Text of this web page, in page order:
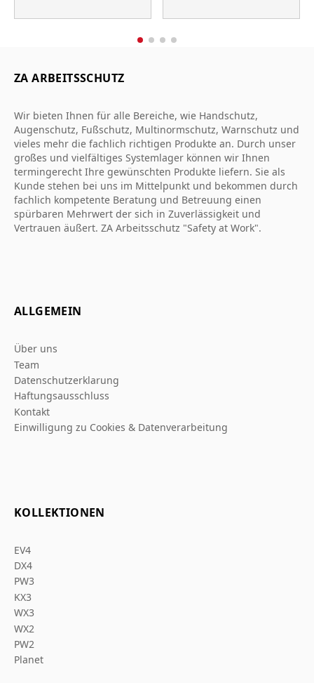
ZA ARBEITSSCHUTZ
Wir bieten Ihnen für alle Bereiche, wie Handschutz,
Augenschutz, Fußschutz, Multinormschutz, Warnschutz und
vieles mehr die fachlich richtigen Produkte an. Durch unser
großes und vielfältiges Systemlager können wir Ihnen
termingerecht Ihre gewünschten Produkte liefern. Sie als
Kunde stehen bei uns im Mittelpunkt und bekommen durch
fachlich kompetente Beratung und Betreuung einen
spürbaren Mehrwert der sich in Zuverlässigkeit und
Vertrauen äußert. ZA Arbeitsschutz "Safety at Work".
ALLGEMEIN
Über uns
Team
Datenschutzerklarung
Haftungsausschluss
Kontakt
Einwilligung zu Cookies & Datenverarbeitung
KOLLEKTIONEN
EV4
DX4
PW3
KX3
WX3
WX2
PW2
Planet